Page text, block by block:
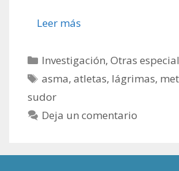
Leer más
Categorías
Investigación,Otras
Etiquetas
asma,atletas, lágrimas,
sudor
Deja un comentario